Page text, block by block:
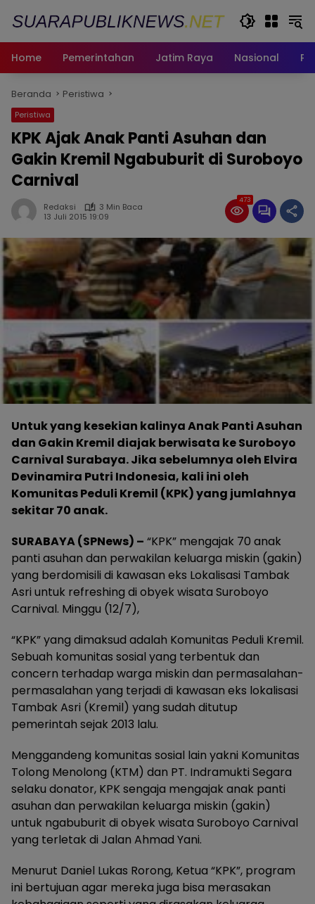
Home
Pemerintahan Jatim Raya Nasional
Beranda Peristiwa
Peristiwa
KPK Ajak Anak Panti Asuhan dan
Gakin Kremil Ngabuburit di Suroboyo
Carnival
Redaksi
3 Min Baca
13 Juli 2015 19:09
473
Untuk yang kesekian kalinya Anak Panti Asuhan
dan Gakin Kremil diajak berwisata ke Suroboyo
Carnival Surabaya. Jika sebelumnya oleh Elvira
Devinamira Putri Indonesia, kali ini oleh
Komunitas Peduli Kremil (KPK) yang jumlahnya
sekitar 70 anak.
SURABAYA (SPNews) – “KPK” mengajak 70 anak
panti asuhan dan perwakilan keluarga miskin (gakin)
yang berdomisili di kawasan eks Lokalisasi Tambak
Asri untuk refreshing di obyek wisata Suroboyo
Carnival. Minggu (12/7),
“KPK” yang dimaksud adalah Komunitas Peduli Kremil.
Sebuah komunitas sosial yang terbentuk dan
concern terhadap warga miskin dan permasalahan-
permasalahan yang terjadi di kawasan eks lokalisasi
Tambak Asri (Kremil) yang sudah ditutup
pemerintah sejak 2013 lalu.
Menggandeng komunitas sosial lain yakni Komunitas
Tolong Menolong (KTM) dan PT. Indramukti Segara
selaku donator, KPK sengaja mengajak anak panti
asuhan dan perwakilan keluarga miskin (gakin)
untuk ngabuburit di obyek wisata Suroboyo Carnival
yang terletak di Jalan Ahmad Yani.
Menurut Daniel Lukas Rorong, Ketua “KPK”, program
ini bertujuan agar mereka juga bisa merasakan